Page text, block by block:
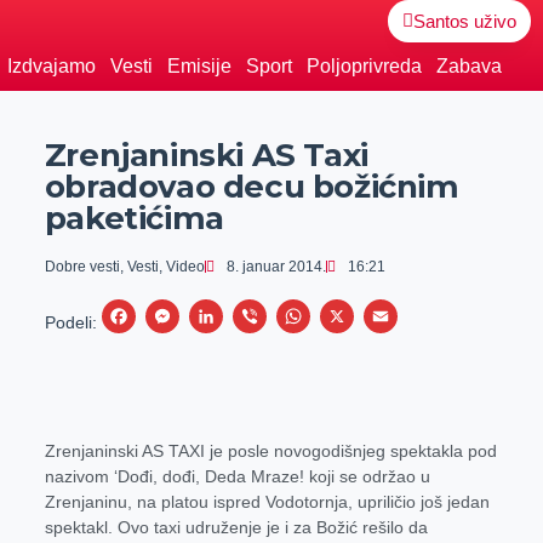
Santos uživo
Izdvajamo Vesti Emisije Sport Poljoprivreda Zabava
Zrenjaninski AS Taxi
obradovao decu božićnim
paketićima
Dobre vesti, Vesti, Video 8. januar 2014. 16:21
Podeli:
F
b
o
M
e
n
g
L
e
d
I
V
r
W
s
A
p
X
E
l
Zrenjaninski AS TAXI je posle novogodišnjeg spektakla pod
nazivom ‘Dođi, dođi, Deda Mraze! koji se održao u
Zrenjaninu, na platou ispred Vodotornja, upriličio još jedan
spektakl. Ovo taxi udruženje je i za Božić rešilo da